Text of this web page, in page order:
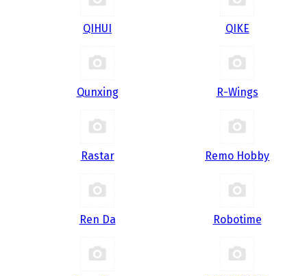
QIHUI QIKE
Qunxing R-Wings
Rastar Remo Hobby
Ren Da Robotime